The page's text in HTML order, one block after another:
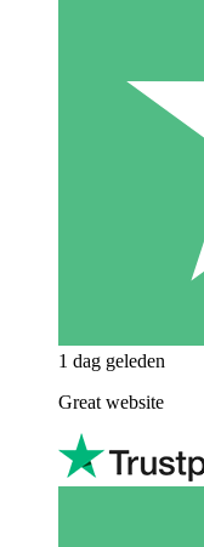
1 dag geleden
Great website